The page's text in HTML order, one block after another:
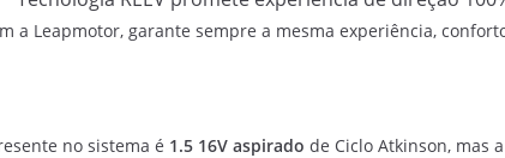
a Leapmotor, garante sempre a mesma experiência,
no sistema é 1.5 16V aspirado de Ciclo Atkinson, mas a